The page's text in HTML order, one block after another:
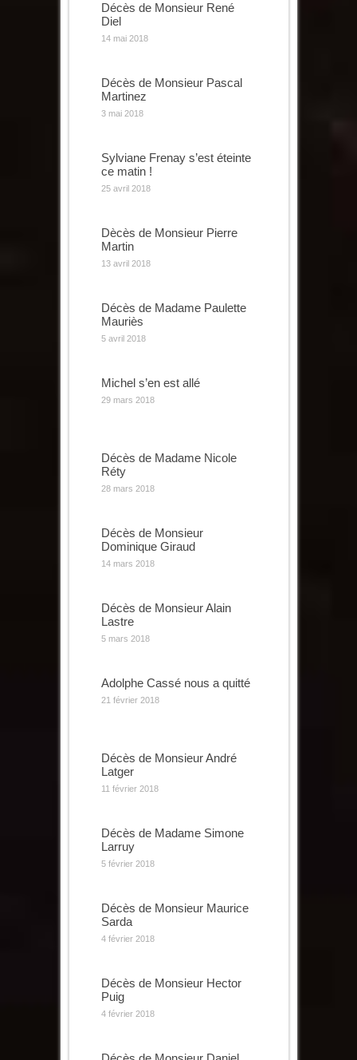
Décès de Monsieur René
Diel
14 mai 2018
Décès de Monsieur Pascal
Martinez
3 mai 2018
Sylviane Frenay s’est éteinte
ce matin !
25 avril 2018
Dècès de Monsieur Pierre
Martin
13 avril 2018
Décès de Madame Paulette
Mauriès
5 avril 2018
Michel s’en est allé
29 mars 2018
Décès de Madame Nicole
Réty
28 mars 2018
Décès de Monsieur
Dominique Giraud
14 mars 2018
Décès de Monsieur Alain
Lastre
5 mars 2018
Adolphe Cassé nous a quitté
21 février 2018
Décès de Monsieur André
Latger
11 février 2018
Décès de Madame Simone
Larruy
5 février 2018
Décès de Monsieur Maurice
Sarda
4 février 2018
Décès de Monsieur Hector
Puig
4 février 2018